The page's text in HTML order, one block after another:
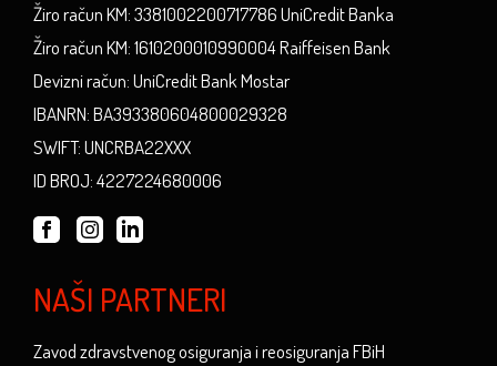
Žiro račun KM: 3381002200717786 UniCredit Banka
Žiro račun KM: 1610200010990004 Raiffeisen Bank
Devizni račun: UniCredit Bank Mostar
IBANRN: BA393380604800029328
SWIFT: UNCRBA22XXX
ID BROJ: 4227224680006
NAŠI PARTNERI
Zavod zdravstvenog osiguranja i reosiguranja FBiH